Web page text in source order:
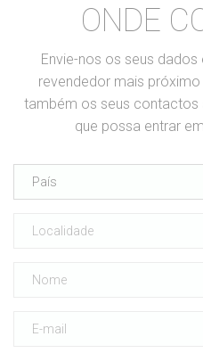
ONDE
Envie-nos os seus
revendedor mais
também os seus contactos
que possa entrar
País